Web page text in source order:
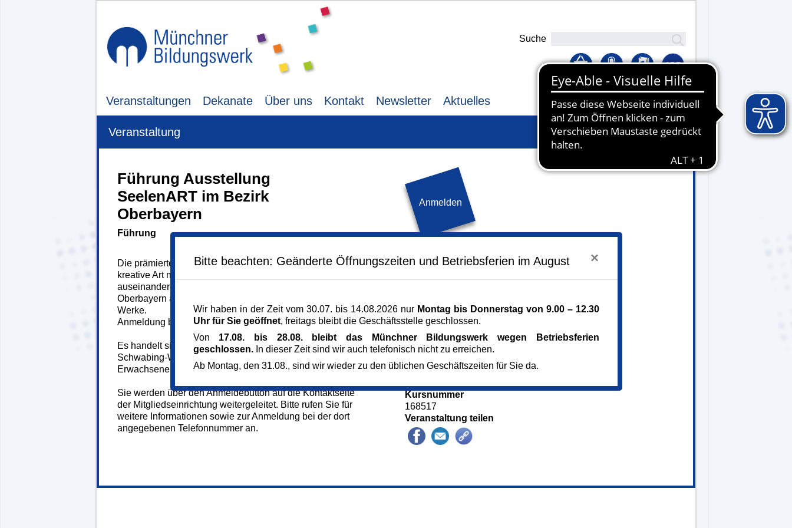
Suche
Veranstaltungen Dekanate Über uns Kontakt Newsletter Aktuelles Lernplattform
Veranstaltung
Führung Ausstellung
SeelenART im Bezirk
Oberbayern
Führung
Die prämierten Werke von 16 Künstler*innen, die sich auf
kreative Art mit ihrer mentalen Gesundheit
auseinandergesetzt haben, sind in der Galerie Bezirk
Oberbayern ausgestellt. Frau Mammel führt uns durch die
Werke.
Anmeldung bis06.07.2026.
Es handelt sich um eine Veranstaltung des ASZ
Schwabing-West mit der katholischen
Erwachsenenbildung.
Sie werden über den Anmeldebutton auf die Kontaktseite
der Mitgliedseinrichtung weitergeleitet. Bitte rufen Sie für
weitere Informationen sowie zur Anmeldung bei der dort
angegebenen Telefonnummer an.
Anmelden
80339 München
Sonstige Mitglieder
502 46 55
Kursgebühr
Kursgebühr ermäßigt
Kursnummer
168517
Veranstaltung teilen
Bitte beachten: Geänderte Öffnungszeiten und Betriebsferien im August ×
Wir haben in der Zeit vom 30.07. bis 14.08.2026 nur Montag bis Donnerstag von 9.00 – 12.30
Uhr für Sie geöffnet, freitags bleibt die Geschäftsstelle geschlossen.
Von 17.08. bis 28.08. bleibt das Münchner Bildungswerk wegen Betriebsferien
geschlossen.In dieser Zeit sind wir auch telefonisch nicht zu erreichen.
Ab Montag, den 31.08., sind wir wieder zu den üblichen Geschäftszeiten für Sie da.